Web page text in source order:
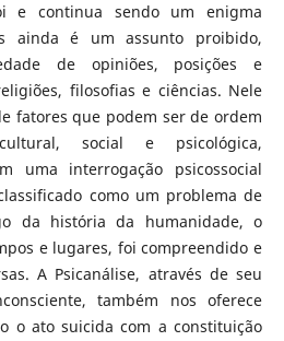
e continua sendo um enigma
ainda é um assunto proibido,
de opiniões, posições e
filosofias e ciências. Nele
fatores que podem ser de ordem
social e psicológica,
uma interrogação psicossocial
como um problema de
da história da humanidade, o
e lugares, foi compreendido e
A Psicanálise, através de seu
também nos oferece
o ato suicida com a constituição